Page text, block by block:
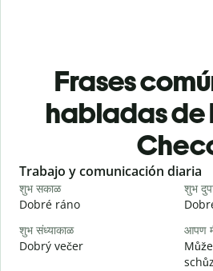
Frases
habladas de
Slide 1 of 6
Trabajo y comunicación diaria
शुभ सकाळ
Dobré ráno
शुभ
शुभ संध्याकाळ
Dobrý večer
आपण